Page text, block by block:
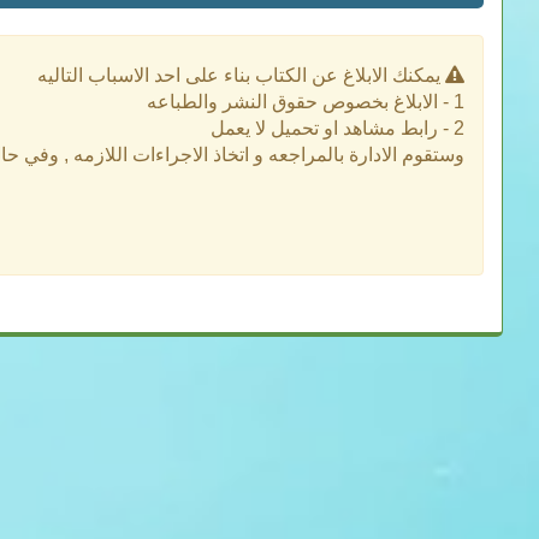
يمكنك الابلاغ عن الكتاب بناء على احد الاسباب التاليه
1 - الابلاغ بخصوص حقوق النشر والطباعه
2 - رابط مشاهد او تحميل لا يعمل
وستقوم الادارة بالمراجعه و اتخاذ الاجراءات اللازمه , وفي